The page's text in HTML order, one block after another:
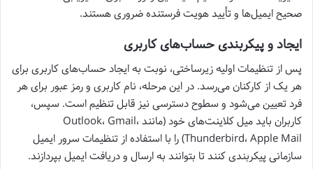
صحیح ایمیل‌ها و تأیید هویت فرستنده ضروری هستند.
ایجاد و پیکربندی حساب‌های کاربری
پس از تنظیمات اولیه زیرساختی، نوبت به ایجاد حساب‌های کاربری برای
هر یک از کارکنان می‌رسد. در این مرحله، نام کاربری و رمز عبور برای هر
فرد تعیین می‌شود و سطوح دسترسی نیز قابل تنظیم است. سپس،
کاربران باید میل کلاینت‌های خود (مانند Outlook، Gmail،
Thunderbird، Apple Mail) را با استفاده از تنظیمات سرور ایمیل
سازمانی پیکربندی کنند تا بتوانند به ارسال و دریافت ایمیل بپردازند.